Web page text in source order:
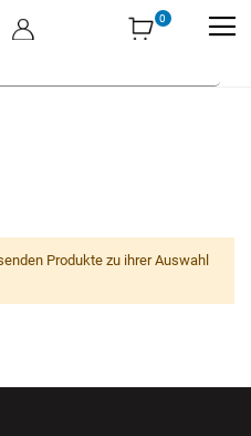
Produkte zu ihrer Auswahl